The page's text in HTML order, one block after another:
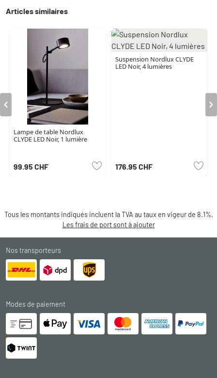
Articles similaires
Lampe de table Nordlux
CLYDE LED Noir, 1 lumière
99.95 CHF
Suspension Nordlux CLYDE
LED Noir, 4 lumières
176.95 CHF
Tous les montants indiqués incluent la TVA au taux en vigeur de 8.1%.
Les frais de port sont à ajouter
Nos transporteurs
Modes de paiement